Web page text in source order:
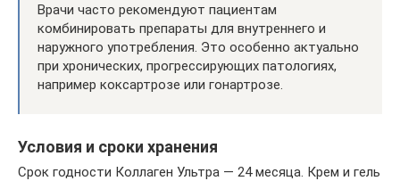
Врачи часто рекомендуют пациентам
комбинировать препараты для внутреннего и
наружного употребления. Это особенно актуально
при хронических, прогрессирующих патологиях,
например коксартрозе или гонартрозе.
Условия и сроки хранения
Срок годности Коллаген Ультра — 24 месяца. Крем и гель